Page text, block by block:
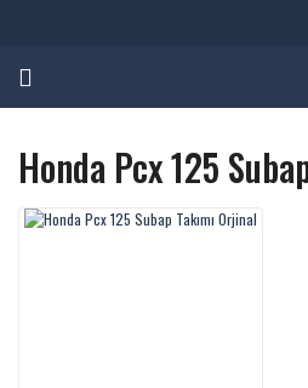
Honda Pcx 125